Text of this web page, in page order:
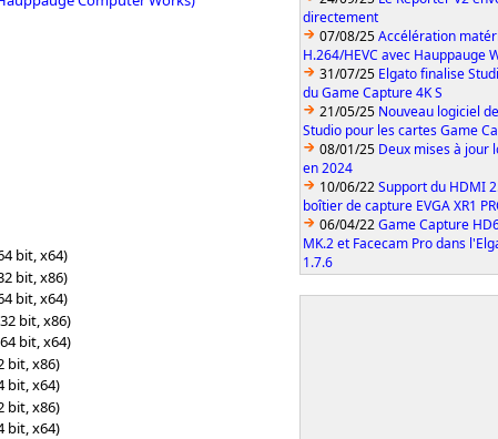
bit, x64)
bit, x86)
bit, x64)
bit, x86)
bit, x64)
bit, x86)
bit, x64)
bit, x86)
bit, x64)
directement
07/08/25Accélération
H.264/HEVC avec Hauppauge
31/07/25 Elgato finalise
du Game Capture 4K S
21/05/25 Nouveau logiciel
Studio pour les cartes Game
08/01/25 Deux mises à jour
en 2024
10/06/22Support du HDMI
boîtier de capture EVGA XR1
06/04/22Game Capture
MK.2 et Facecam Pro dans
1.7.6